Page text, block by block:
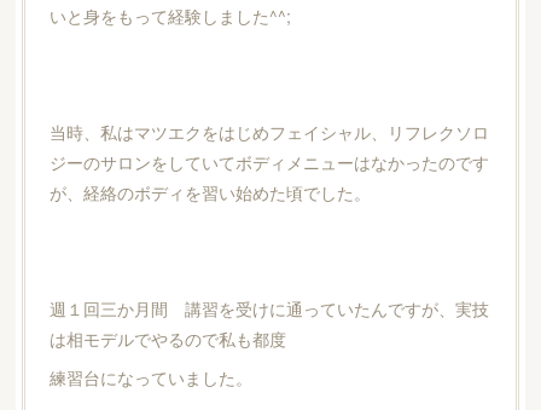
いと身をもって経験しました^^;
当時、私はマツエクをはじめフェイシャル、リフレクソロ
ジーのサロンをしていてボディメニューはなかったのです
が、経絡のボディを習い始めた頃でした。
週１回三か月間 講習を受けに通っていたんですが、実技
は相モデルでやるので私も都度
練習台になっていました。